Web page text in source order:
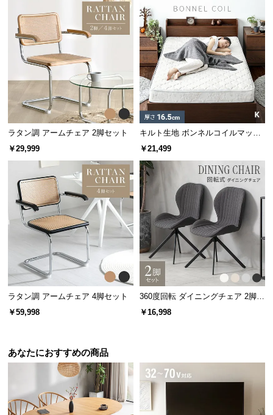
ン
セ
ル
つ
て
保
証
つ
い
て
規
約
に
つ
様
ラタン調 アームチェア 2脚セット
￥29,999
キルト生地 ボンネルコイルマット
レス K
￥21,499
ラタン調 アームチェア 4脚セット
￥59,998
360度回転 ダイニングチェア 2脚セ
ット
￥16,998
あなたにおすすめの商品